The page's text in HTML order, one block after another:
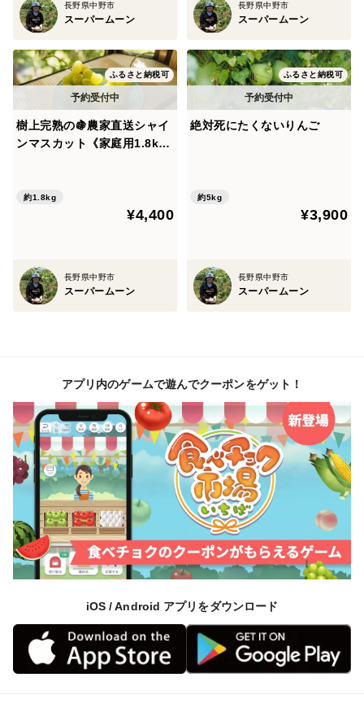
・シナノスイート
長野で生まれた甘ーいりんご
この3種類を皮ごとすりおろして偶然ちょうどいい比率
で混ぜ合わせたら、とっても美味しいりんごジュースが
出来ました♪ぜひお試しください！
1000㎖×6本。
伝統と最新技術をバランスよく取り入れながら、常に進
化を続けています。
以下は360度カメラで撮影した、スーパームーンりんご
畑です。
実際にこの畑で収穫したりんごを使用してりんごジュー
スを作っています！ぜひご覧になってくださいね♪
長野県中野市
スーパームーン
長野県中野市
スーパームーン
ふるさと納税可
樹上完熟の🍇農家直送シャイ
ンマスカット《家庭用1.8kg
約1.8kg
¥4,400
長野県中野市
スーパームーン
ふるさと納税可
絶対死にたくないりんご
約5kg
¥3,900
長野県中野市
スーパームーン
アプリ内のゲームで遊んでクーポンをゲット！
iOS / Android アプリをダウンロード